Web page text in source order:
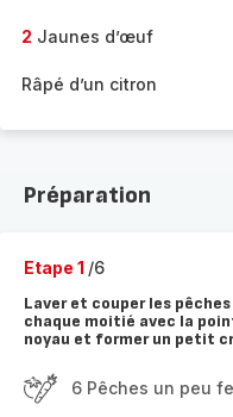
2 Jaunes d’œuf
Râpé d’un citron
Préparation
Etape 1 /6
Laver et couper les
chaque moitié avec la
noyau et former un petit
6 Pêches un peu